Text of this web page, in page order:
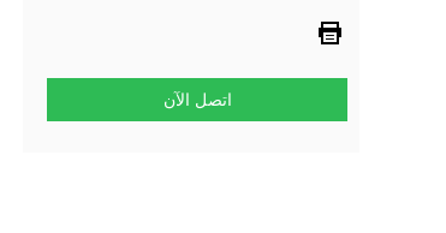
اتصل الآن